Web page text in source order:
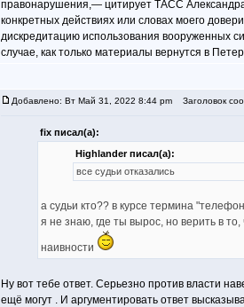
правонарушения,— цитирует ТАСС
конкретных действиях или словах моего
дискредитацию использования вооруженных
случае, как только материалы вернутся в
Добавлено: Вт Май 31, 2022 8:44 pm Заголовок
fix писал(а):
Highlander писал(а):
все судьи отказались
а судьи кто?? в курсе термина
я не знаю, где ты вырос, но верить в
наивности
Ну вот тебе ответ. Серьезно против власти
ещё могут . И аргументировать ответ